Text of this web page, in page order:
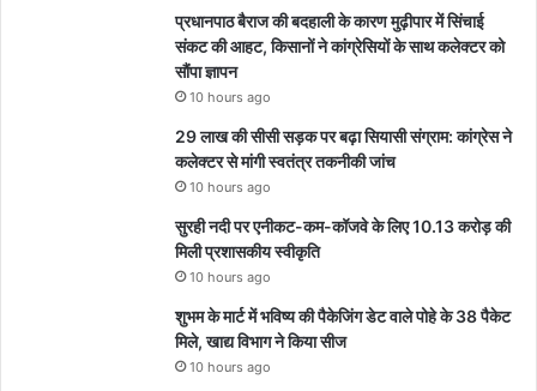
प्रधानपाठ बैराज की बदहाली के कारण मुढ़ीपार में सिंचाई
संकट की आहट, किसानों ने कांग्रेसियों के साथ कलेक्टर को
सौंपा ज्ञापन
10 hours ago
29 लाख की सीसी सड़क पर बढ़ा सियासी संग्राम: कांग्रेस ने
कलेक्टर से मांगी स्वतंत्र तकनीकी जांच
10 hours ago
सुरही नदी पर एनीकट-कम-कॉजवे के लिए 10.13 करोड़ की
मिली प्रशासकीय स्वीकृति
10 hours ago
शुभम के मार्ट में भविष्य की पैकेजिंग डेट वाले पोहे के 38 पैकेट
मिले, खाद्य विभाग ने किया सीज
10 hours ago